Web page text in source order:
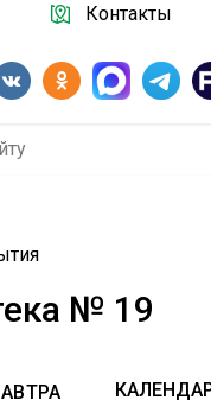
Контакты
№ 19